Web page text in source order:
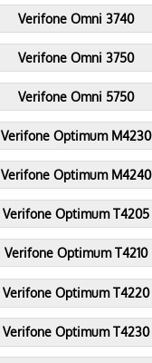
Verifone Omni 3740
Verifone Omni 3750
Verifone Omni 5750
Verifone Optimum M4230
Verifone Optimum M4240
Verifone Optimum T4205
Verifone Optimum T4210
Verifone Optimum T4220
Verifone Optimum T4230